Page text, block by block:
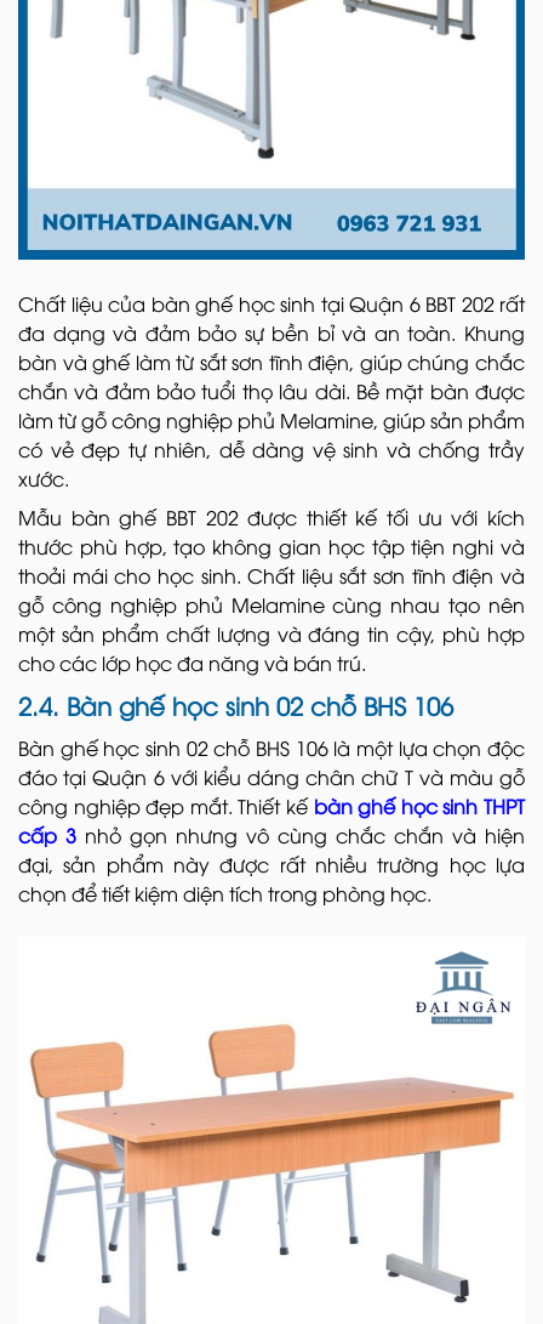
Chất liệu của bàn ghế học sinh tại Quận 6 BBT 202 rất
đa dạng và đảm bảo sự bền bỉ và an toàn. Khung
bàn và ghế làm từ sắt sơn tĩnh điện, giúp chúng chắc
chắn và đảm bảo tuổi thọ lâu dài. Bề mặt bàn được
làm từ gỗ công nghiệp phủ Melamine, giúp sản phẩm
có vẻ đẹp tự nhiên, dễ dàng vệ sinh và chống trầy
xước.
Mẫu bàn ghế BBT 202 được thiết kế tối ưu với kích
thước phù hợp, tạo không gian học tập tiện nghi và
thoải mái cho học sinh. Chất liệu sắt sơn tĩnh điện và
gỗ công nghiệp phủ Melamine cùng nhau tạo nên
một sản phẩm chất lượng và đáng tin cậy, phù hợp
cho các lớp học đa năng và bán trú.
2.4. Bàn ghế học sinh 02 chỗ BHS 106
Bàn ghế học sinh 02 chỗ BHS 106 là một lựa chọn độc
đáo tại Quận 6 với kiểu dáng chân chữ T và màu gỗ
công nghiệp đẹp mắt. Thiết kế bàn ghế học sinh THPT
cấp 3 nhỏ gọn nhưng vô cùng chắc chắn và hiện
đại, sản phẩm này được rất nhiều trường học lựa
chọn để tiết kiệm diện tích trong phòng học.